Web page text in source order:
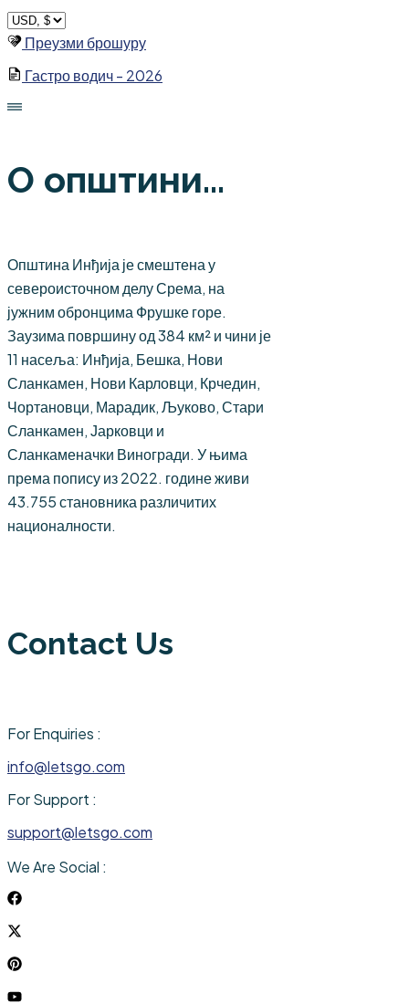
Skip
to
content
Преузми брошуру
Гастро водич - 2026
О општини...
Општина Инђија је смештена у
североисточном делу Срема, на
јужним обронцима Фрушке горе.
Заузима површину од 384 км² и чини је
11 насеља: Инђија, Бешка, Нови
Сланкамен, Нови Карловци, Крчедин,
Чортановци, Марадик, Љуково, Стари
Сланкамен, Јарковци и
Сланкаменачки Виногради. У њима
према попису из 2022. године живи
43.755 становника различитих
националности.
Contact Us
For Enquiries :
info@letsgo.com
For Support :
support@letsgo.com
We Are Social :